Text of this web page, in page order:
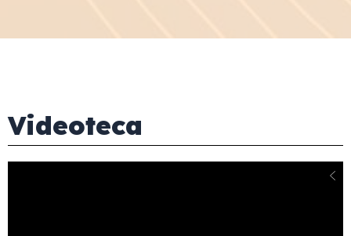
Videoteca